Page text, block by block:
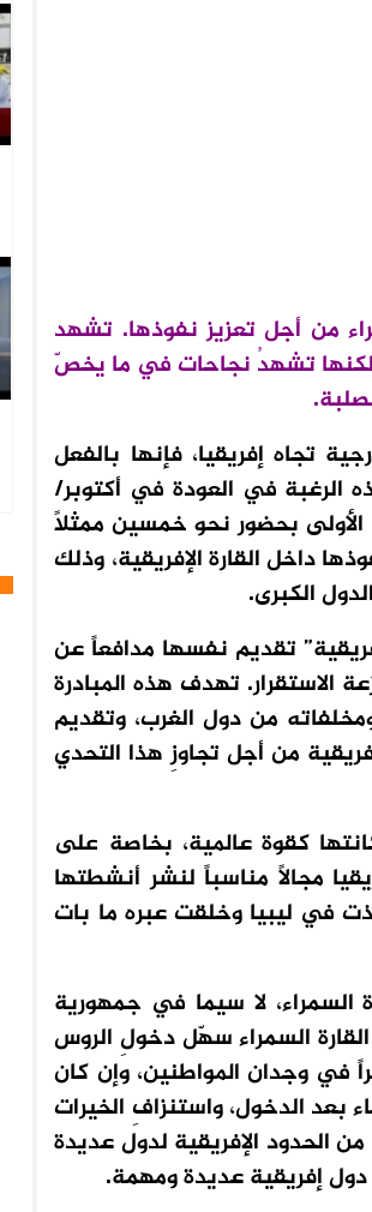
من أجل تعزيز نفوذها. تشهد
ولكنها تشهدُ نجاحات في ما يخصّ
تجاه إفريقيا، فإنها بالفعل
في العودة في أكتوبر/
الأولى بحضور نحو خمسين ممثلاً
داخل القارة الإفريقية، وذلك
الكبرى.
تقديم نفسها مدافعاً عن
الاستقرار. تهدف هذه المبادرة
من دول الغرب، وتقديم
من أجل تجاوزِ هذا التحدي
كقوة عالمية، بخاصة على
مجالاً مناسباً لنشر أنشطتها
في ليبيا وخلقت عبره ما بات
لا سيما في جمهورية
السمراء سهّل دخولِ الروس
في وجدان المواطنين، وإن كان
الدخول، واستنزافِ الخيرات
الحدود الإفريقية لدول عديدة
إفريقية عديدة ومهمة.